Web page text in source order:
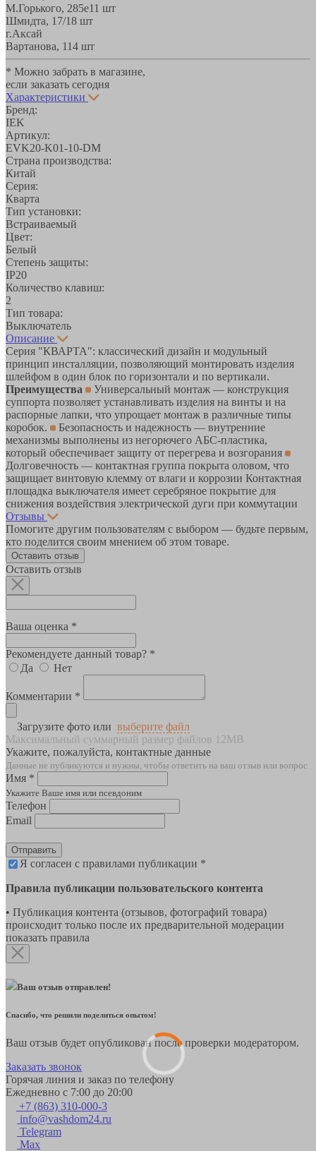
М.Горького, 285е11 шт
Шмидта, 17/18 шт
г.Аксай
Вартанова, 114 шт
* Можно забрать в магазине,
если заказать сегодня
Характеристики
Бренд:
IEK
Артикул:
EVK20-K01-10-DM
Страна производства:
Китай
Серия:
Кварта
Тип установки:
Встраиваемый
Цвет:
Белый
Степень защиты:
IP20
Количество клавиш:
2
Тип товара:
Выключатель
Описание
Серия "КВАРТА": классический дизайн и модульный
принцип инсталляции, позволяющий монтировать изделия
шлейфом в один блок по горизонтали и по вертикали.
Преимущества
Универсальный монтаж — конструкция
суппорта позволяет устанавливать изделия на винты и на
распорные лапки, что упрощает монтаж в различные типы
коробок.
Безопасность и надежность — внутренние
механизмы выполнены из негорючего АБС-пластика,
который обеспечивает защиту от перегрева и возгорания
Долговечность — контактная группа покрыта оловом, что
защищает винтовую клемму от влаги и коррозии Контактная
площадка выключателя имеет серебряное покрытие для
снижения воздействия электрической дуги при коммутации
Отзывы
Помогите другим пользователям с выбором — будьте первым,
кто поделится своим мнением об этом товаре.
Оставить отзыв
Оставить отзыв
Ваша оценка *
Рекомендуете данный товар? *
Да
Нет
Комментарии *
Загрузите фото или выберите файл
Максимальный суммарный размер файлов 12MB
Укажите, пожалуйста, контактные данные
Данные не публикуются и нужны, чтобы ответить на ваш отзыв или вопрос
Имя *
Укажите Ваше имя или псевдоним
Телефон
Email
Отправить
Я согласен с правилами публикации *
Правила публикации пользовательского контента
• Публикация контента (отзывов, фотографий товара)
происходит только после их предварительной модерации
показать правила
Ваш отзыв отправлен!
Спасибо, что решили поделиться опытом!
Ваш отзыв будет опубликован после проверки модератором.
Заказать звонок
Горячая линия и заказ по телефону
Ежедневно с 7:00 до 20:00
+7 (863) 310-000-3
info@vashdom24.ru
Telegram
Max